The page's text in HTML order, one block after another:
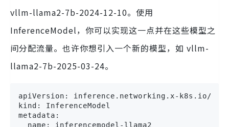
vllm-llama2-7b-2024-12-10。使用
InferenceModel，你可以实现这一点并在这些模型之
间分配流量。也许你想引入一个新的模型，如 vllm-
llama2-7b-2025-03-24。
apiVersion: inference.networking.x-k8s.io/
kind: InferenceModel
metadata:
  name: inferencemodel-llama2